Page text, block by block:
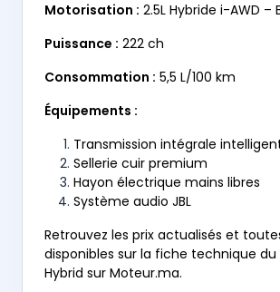
Motorisation : 2.5L Hybride i-AWD –
Puissance : 222 ch
Consommation : 5,5 L/100 km
Équipements :
Transmission intégrale
Sellerie cuir premium
Hayon électrique mains libres
Système audio JBL
Retrouvez les prix actualisés et
disponibles sur la fiche technique du
Hybrid sur Moteur.ma.